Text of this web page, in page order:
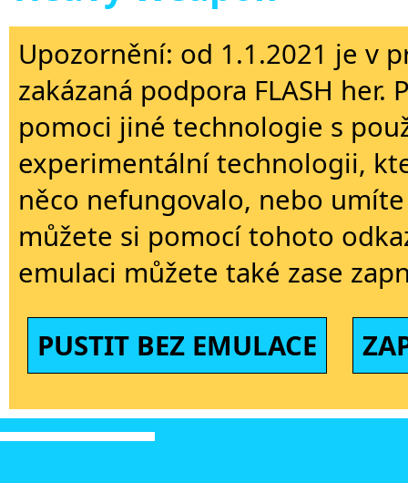
Upozornění: od 1.1.2021 je v
zakázaná podpora FLASH
pomoci jiné technologie s
experimentální technologii,
něco nefungovalo, nebo
můžete si pomocí tohoto
emulaci můžete také zase
PUSTIT BEZ EMULACE